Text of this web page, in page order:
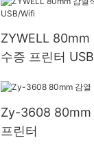
가있는 제지 홀
ZYWELL 80mm
수증 프린터
Zy-3608 80mm
프린터